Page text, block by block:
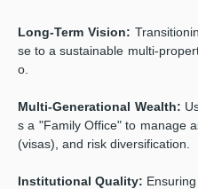
Long-Term Vision:
se to a sustainable multi-
o.
Multi-Generational Wealth:
s a "Family Office" to manage
(visas), and risk diversification.
Institutional Quality: